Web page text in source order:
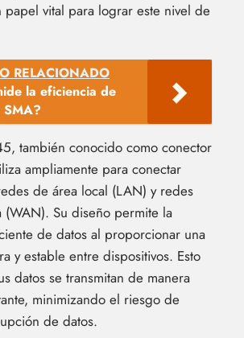
papel vital para lograr este nivel de
RELACIONADO
la eficiencia de
SMA?
también conocido como conector
ampliamente para conectar
de área local (LAN) y redes
(WAN). Su diseño permite la
de datos al proporcionar una
y estable entre dispositivos. Esto
datos se transmitan de manera
minimizando el riesgo de
de datos.